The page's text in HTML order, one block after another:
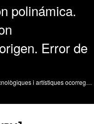
polinámica.
Error de
Divulgació de les activitats científiques, tecnològiques i artístiques ocorregudes en els tres campus de la UPV